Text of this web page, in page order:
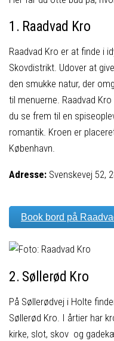
1. Raadvad Kro
Raadvad Kro er at finde i
Skovdistrikt. Udover at
den smukke natur, der
til menuerne. Raadvad
du se frem til en
romantik. Kroen er
København.
Adresse: Svenskevej 52,
Book bord på
2. Søllerød Kro
På Søllerødvej i Holte
Søllerød Kro. I årtier har
kirke, slot, skov og